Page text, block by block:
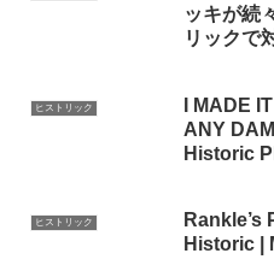
ッキが続
リックで
ヒストリック
I MADE
ANY
Historic
ヒストリック
Historic |